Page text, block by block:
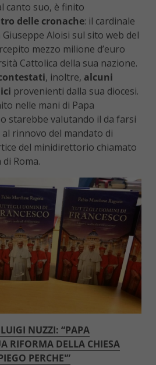
canto suo, è finito
delle cronache: il cardinale
Aloisi sul sito web del
mezzo milione d’euro
Cattolica della sua nazione.
, inoltre, alcuni
provenienti dalla sua diocesi.
nelle mani di Papa
starebbe valutando il da farsi
rinnovo del mandato di
del minidirettorio chiamato
Roma.
NUZZI: “PAPA
RIFORMA DELLA CHIESA
PERCHE'”